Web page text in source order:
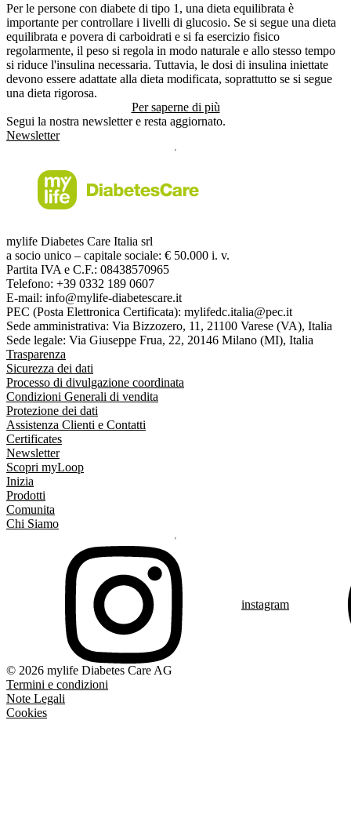
Per le persone con diabete di tipo 1, una dieta equilibrata è
importante per controllare i livelli di glucosio. Se si segue una dieta
equilibrata e povera di carboidrati e si fa esercizio fisico
regolarmente, il peso si regola in modo naturale e allo stesso tempo
si riduce l'insulina necessaria. Tuttavia, le dosi di insulina iniettate
devono essere adattate alla dieta modificata, soprattutto se si segue
una dieta rigorosa.
Per saperne di più
Segui la nostra newsletter e resta aggiornato.
Newsletter
mylife Diabetes Care Italia srl
a socio unico – capitale sociale: € 50.000 i. v.
Partita IVA e C.F.: 08438570965
Telefono: +39 0332 189 0607
E-mail: info@mylife-diabetescare.it
PEC (Posta Elettronica Certificata): mylifedc.italia@pec.it
Sede amministrativa: Via Bizzozero, 11, 21100 Varese (VA), Italia
Sede legale: Via Giuseppe Frua, 22, 20146 Milano (MI), Italia
Trasparenza
Sicurezza dei dati
Processo di divulgazione coordinata
Condizioni Generali di vendita
Protezione dei dati
Assistenza Clienti e Contatti
Certificates
Newsletter
Scopri myLoop
Inizia
Prodotti
Comunita
Chi Siamo
instagram
© 2026 mylife Diabetes Care AG
Termini e condizioni
Note Legali
Cookies